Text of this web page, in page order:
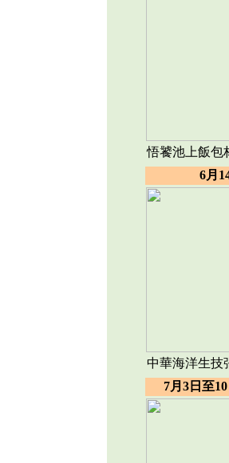
悟饕池上飯包
6月
中華海洋生技
7月3日至